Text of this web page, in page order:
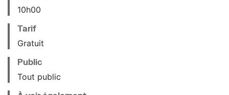
10h00
Tarif
Gratuit
Public
Tout public